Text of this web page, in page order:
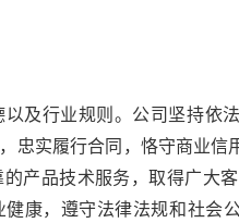
及行业规则。公司坚持依
忠实履行合同，恪守商业
产品技术服务，取得广大
康，遵守法律法规和社会